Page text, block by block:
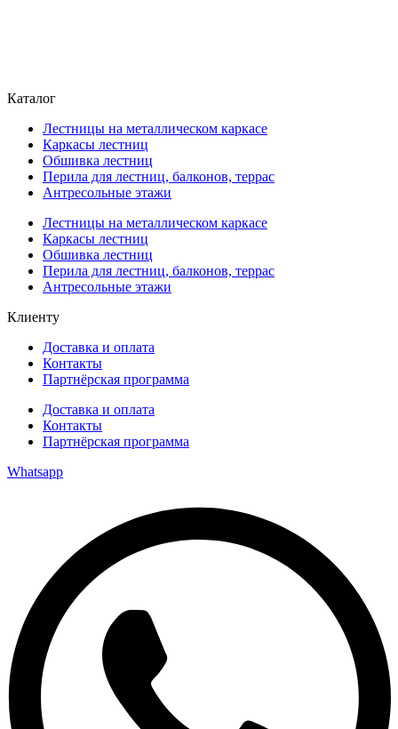
Каталог
Лестницы на металлическом каркасе
Каркасы лестниц
Обшивка лестниц
Перила для лестниц, балконов, террас
Антресольные этажи
Лестницы на металлическом каркасе
Каркасы лестниц
Обшивка лестниц
Перила для лестниц, балконов, террас
Антресольные этажи
Клиенту
Доставка и оплата
Контакты
Партнёрская программа
Доставка и оплата
Контакты
Партнёрская программа
Whatsapp